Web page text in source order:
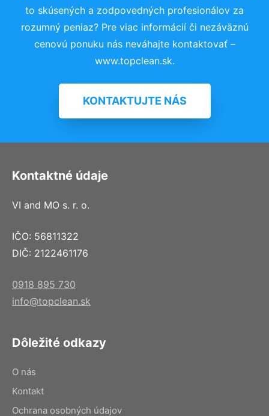
to skúsených a zodpovedných profesionálov za
rozumný peniaz? Pre viac informácií či nezáväznú
cenovú ponuku nás neváhajte kontaktovať –
www.topclean.sk.
KONTAKTUJTE NÁS
Kontaktné údaje
VI and MO s. r. o.
IČO: 56811322
DIČ: 2122461176
0918 895 730
info@topclean.sk
Dôležité odkazy
O nás
Kontakt
Ochrana osobných údajov